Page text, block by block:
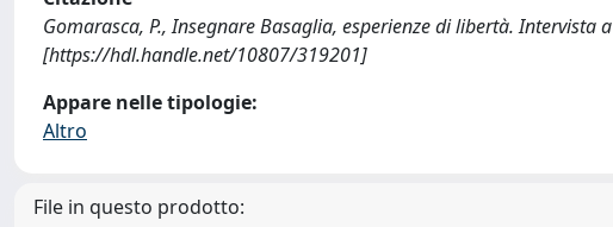
Gomarasca, P., Insegnare Basaglia, esperienze di libertà.
[https://hdl.handle.net/10807/319201]
Appare nelle tipologie:
Altro
File in questo prodotto: